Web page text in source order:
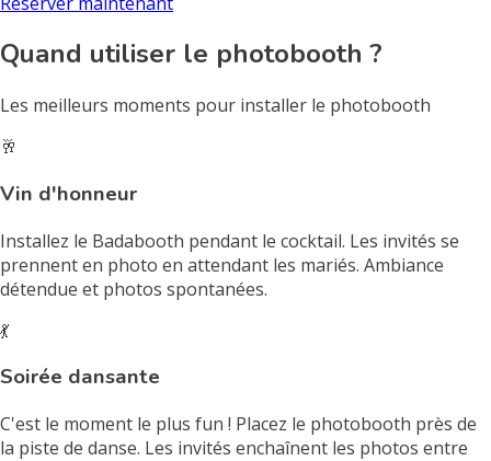
Quand utiliser le photobooth ?
Les meilleurs moments pour installer le photobooth
🥂
Vin d'honneur
Installez le Badabooth pendant le cocktail. Les invités se
prennent en photo en attendant les mariés. Ambiance
détendue et photos spontanées.
💃
Soirée dansante
C'est le moment le plus fun ! Placez le photobooth près de
la piste de danse. Les invités enchaînent les photos entre